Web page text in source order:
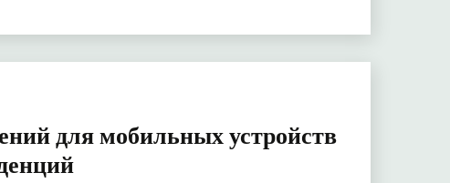
для мобильных устройств